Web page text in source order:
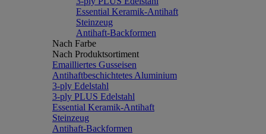
Essential Keramik-Antihaft
Steinzeug
Antihaft-Backformen
Nach Farbe
Nach Produktsortiment
Emailliertes Gusseisen
Antihaftbeschichtetes Aluminium
3-ply Edelstahl
3-ply PLUS Edelstahl
Essential Keramik-Antihaft
Steinzeug
Antihaft-Backformen